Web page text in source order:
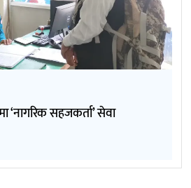
‘नागरिक सहजकर्ता’ सेवा